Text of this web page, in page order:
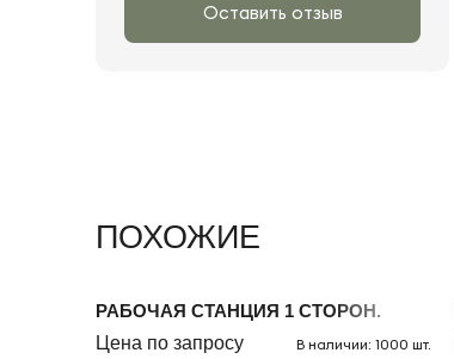
Оставить отзыв
ПОХОЖИЕ
РАБОЧАЯ СТАНЦИЯ 1 СТОРОН.
Цена по запросу
В наличии: 1000 шт.